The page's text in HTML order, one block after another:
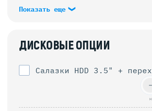
Показать еще
ДИСКОВЫЕ ОПЦИИ
Салазки HDD 3.5" +
-